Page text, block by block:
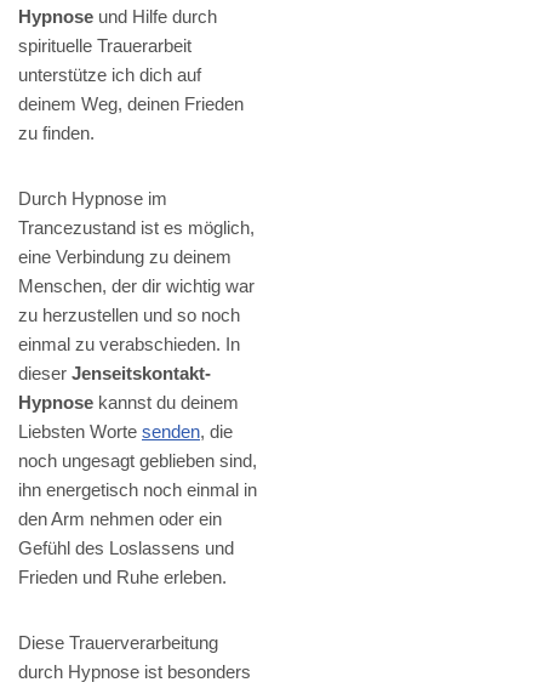
Hypnose und Hilfe durch
spirituelle Trauerarbeit
unterstütze ich dich auf
deinem Weg, deinen Frieden
zu finden.
Durch Hypnose im
Trancezustand ist es möglich,
eine Verbindung zu deinem
Menschen, der dir wichtig war
zu herzustellen und so noch
einmal zu verabschieden. In
dieser Jenseitskontakt-
Hypnose kannst du deinem
Liebsten Worte senden, die
noch ungesagt geblieben sind,
ihn energetisch noch einmal in
den Arm nehmen oder ein
Gefühl des Loslassens und
Frieden und Ruhe erleben.
Diese Trauerverarbeitung
durch Hypnose ist besonders